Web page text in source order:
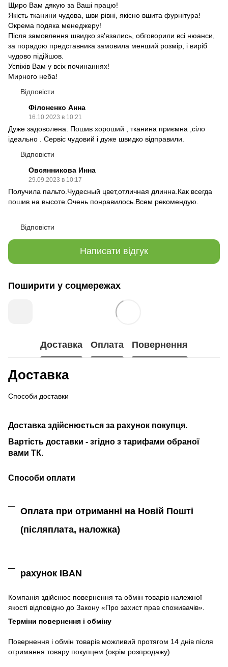
Щиро Вам дякую за Ваші працю!
Якість тканини чудова, шви рівні, якісно вшита фурнітура!
Окрема подяка менеджеру!
Після замовлення швидко зв'язались, обговорили всі нюанси,
за порадою представника замовила менший розмір, і виріб
чудово підійшов.
Успіхів Вам у всіх починаннях!
Мирного неба!
Відповісти
Філоненко Анна
16.10.2023 в 10:21
Дуже задоволена. Пошив хороший , тканина приємна ,сіло
ідеально . Сервіс чудовий і дуже швидко відправили.
Відповісти
Овсянникова Инна
29.09.2023 в 10:17
Получила пальто.Чудесный цвет,отличная длинна.Как всегда
пошив на высоте.Очень понравилось.Всем рекомендую.
Відповісти
Написати відгук
Поширити у соцмережах
Доставка Оплата Повернення
Доставка
Способи доставки
Доставка здійснюється за рахунок покупця.
Вартість доставки - згідно з тарифами обраної
вами ТК.
Способи оплати
Оплата при отриманні на Новій Пошті
(післяплата, наложка)
рахунок IBAN
Компанія здійснює повернення та обмін товарів належної
якості відповідно до Закону «Про захист прав споживачів»
Терміни повернення і обміну
Повернення і обмін товарів можливий протягом 14 днів після
отримання товару покупцем (окрім розпродажу)